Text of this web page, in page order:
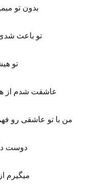
بدون تو
تو باعث
تو
عاشقت شدم از
من با تو عاشقی رو
دوست
میگیرم